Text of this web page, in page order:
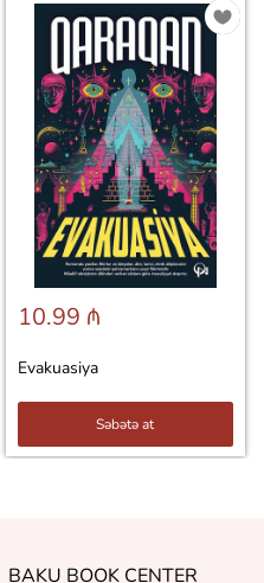
10.99 ₼
Evakuasiya
Səbətə at
BAKU BOOK CENTER